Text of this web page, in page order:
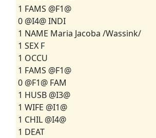
1 FAMS @F1@
0 @I4@ INDI
1 NAME Maria Jacoba /Wassink/
1 SEX F
1 OCCU
1 FAMS @F1@
0 @F1@ FAM
1 HUSB @I3@
1 WIFE @I1@
1 CHIL @I4@
1 DEAT